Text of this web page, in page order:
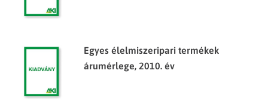
Egyes élelmiszeripari termékek
árumérlege, 2010. év